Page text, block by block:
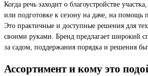
Когда речь заходит о благоустройстве
или подготовке к сезону на даче, на помощь
Это практичные и доступные решения для
своими руками. Бренд предлагает широкий
за садом, поддержания порядка и решения
Ассортимент и кому это